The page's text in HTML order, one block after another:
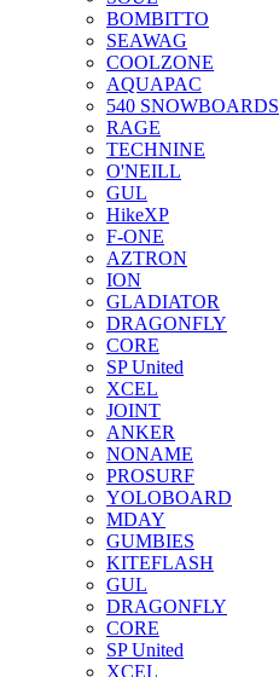
BOMBITTO
SEAWAG
COOLZONE
AQUAPAC
540 SNOWBOARDS
RAGE
TECHNINE
O'NEILL
GUL
HikeXP
F-ONE
AZTRON
ION
GLADIATOR
DRAGONFLY
CORE
SP United
XCEL
JOINT
ANKER
NONAME
PROSURF
YOLOBOARD
MDAY
GUMBIES
KITEFLASH
GUL
DRAGONFLY
CORE
SP United
XCEL